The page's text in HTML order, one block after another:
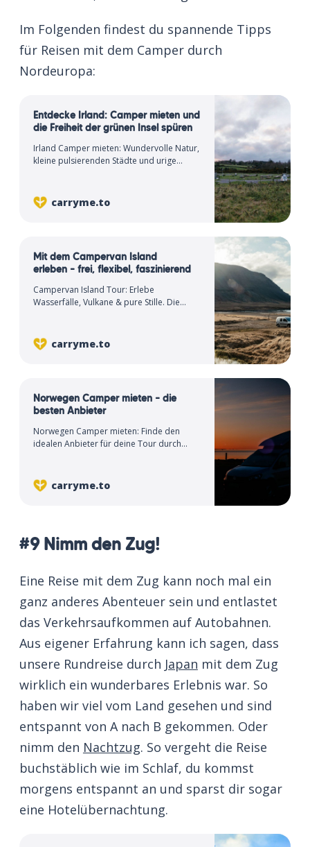
Im Folgenden findest du spannende Tipps
für Reisen mit dem Camper durch
Nordeuropa:
Entdecke Irland: Camper mieten und
die Freiheit der grünen Insel spüren
Irland Camper mieten: Wundervolle Natur,
kleine pulsierenden Städte und urige
carryme.to
Mit dem Campervan Island
erleben – frei, flexibel, faszinierend
Campervan Island Tour: Erlebe
Wasserfälle, Vulkane & pure Stille. Die
carryme.to
Norwegen Camper mieten – die
besten Anbieter
Norwegen Camper mieten: Finde den
idealen Anbieter für deine Tour durch
carryme.to
#9 Nimm den Zug!
Eine Reise mit dem Zug kann noch mal ein
ganz anderes Abenteuer sein und entlastet
das Verkehrsaufkommen auf Autobahnen.
Aus eigener Erfahrung kann ich sagen, dass
unsere Rundreise durch Japan mit dem Zug
wirklich ein wunderbares Erlebnis war. So
haben wir viel vom Land gesehen und sind
entspannt von A nach B gekommen. Oder
nimm den Nachtzug. So vergeht die Reise
buchstäblich wie im Schlaf, du kommst
morgens entspannt an und sparst dir sogar
eine Hotelübernachtung.